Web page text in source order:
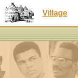
Village